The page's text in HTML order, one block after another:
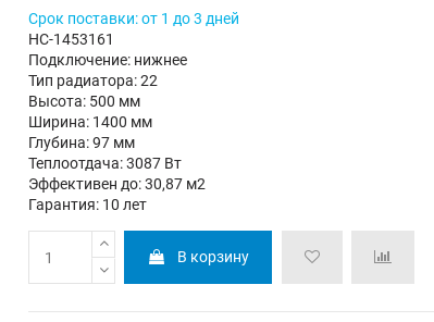
Срок поставки: от 1 до 3 дней
НС-1453161
Подключение: нижнее
Тип радиатора: 22
Высота: 500 мм
Ширина: 1400 мм
Глубина: 97 мм
Теплоотдача: 3087 Вт
Эффективен до: 30,87 м2
Гарантия: 10 лет
В корзину